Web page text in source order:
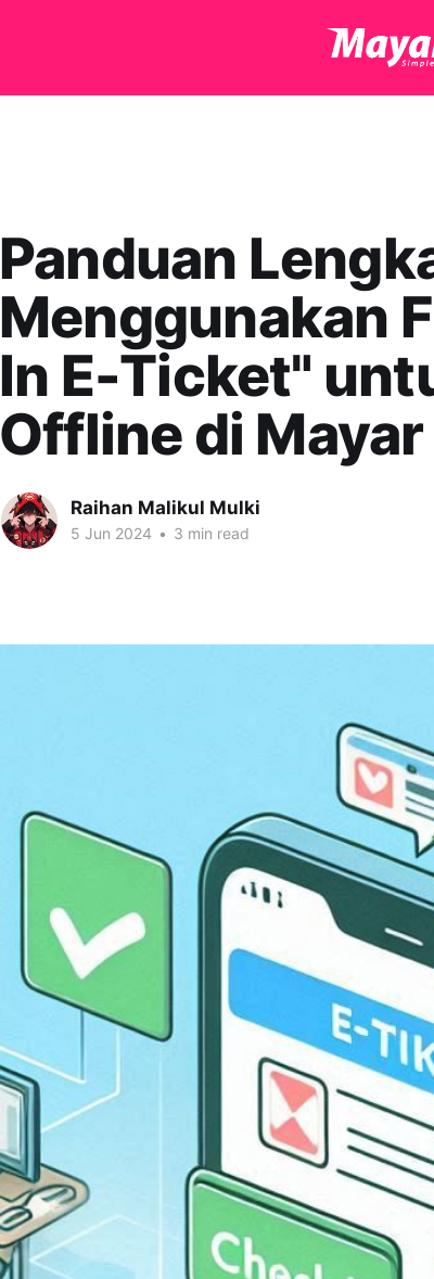
Panduan
Menggunakan
In E-Ticket"
Offline di Mayar
Raihan Malikul Mulki
5 Jun 2024 • 3 min read